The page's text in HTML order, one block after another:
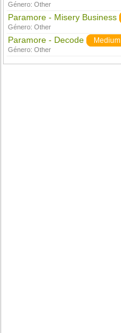
Género:Other
Paramore - Misery Business
Género:Other
Paramore - Decode Medium
Género:Other